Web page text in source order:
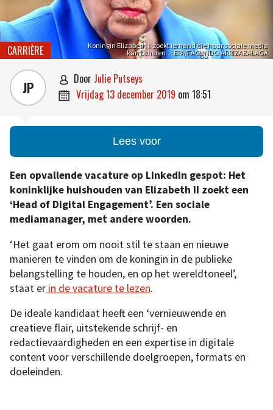
Koningin Elizabeth II zoekt iemand die haar sociale media
kan beheren. – EPA/FACUNDO ARRIZABALAGA
CARRIÈRE
JP  door Julie Putseys
 vrijdag 13 december 2019 om 18:51
Lees voor
Een opvallende vacature op LinkedIn gespot: Het
koninklijke huishouden van Elizabeth II zoekt een
‘Head of Digital Engagement’. Een sociale
mediamanager, met andere woorden.
‘Het gaat erom om nooit stil te staan en nieuwe
manieren te vinden om de koningin in de publieke
belangstelling te houden, en op het wereldtoneel’,
staat er in de vacature te lezen.
De ideale kandidaat heeft een ‘vernieuwende en
creatieve flair, uitstekende schrijf- en
redactievaardigheden en een expertise in digitale
content voor verschillende doelgroepen, formats en
doeleinden.